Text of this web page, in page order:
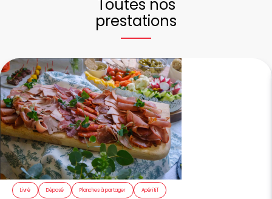
Toutes nos
prestations
Livré Déposé Planches à partager Apéritif